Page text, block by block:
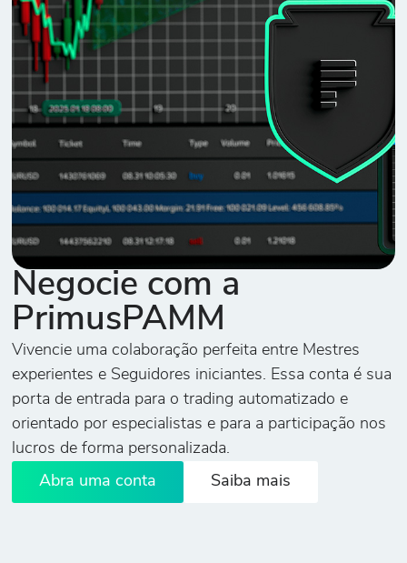
Negocie com a
PrimusPAMM
Vivencie uma colaboração perfeita entre Mestres
experientes e Seguidores iniciantes. Essa conta é sua
porta de entrada para o trading automatizado e
orientado por especialistas e para a participação nos
lucros de forma personalizada.
Abra uma conta
Saiba mais